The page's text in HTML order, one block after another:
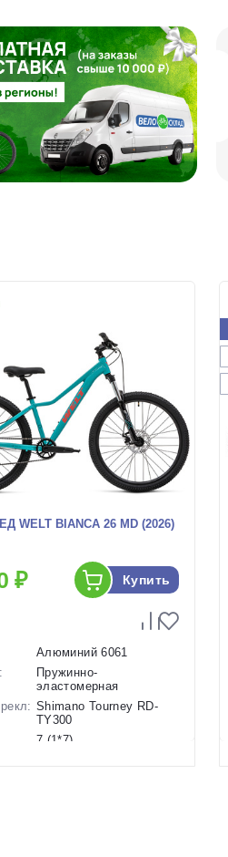
WELT BIANCA 26 MD (2026)
₽ Купить
Алюминий 6061
Пружинно-
эластомерная
Shimano Tourney RD-
TY300
7 (1*7)